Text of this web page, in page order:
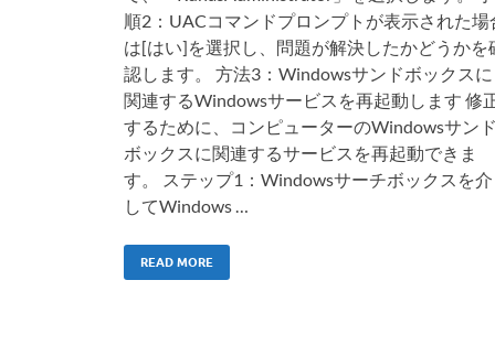
順2：UACコマンドプロンプトが表示された場
は[はい]を選択し、問題が解決したかどうかを
認します。 方法3：Windowsサンドボックスに
関連するWindowsサービスを再起動します 修
するために、コンピューターのWindowsサンド
ボックスに関連するサービスを再起動できま
す。 ステップ1：Windowsサーチボックスを介
してWindows …
READ MORE